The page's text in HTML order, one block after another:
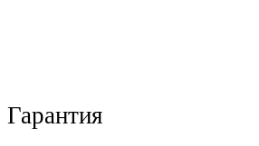
Гарантия